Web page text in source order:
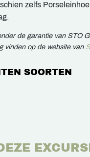
zelfs
de garantie van STO
vinden op de website van
SOORTEN